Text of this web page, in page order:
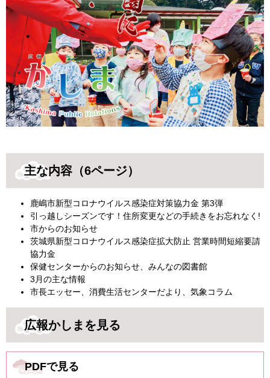
主な内容（6ページ）
鹿嶋市新型コロナウイルス感染症対策協力金 第3弾
引っ越しシーズンです！住所変更などの手続きをお忘れなく!
​市からのお知らせ
茨城県新型コロナウイルス感染症拡大防止 営業時間短縮要請
協力金
保健センターからのお知らせ、みんなの図書館
3月の主な情報
市長エッセー、消費生活センターだより、気象コラム
広報かしまを見る
PDFで見る